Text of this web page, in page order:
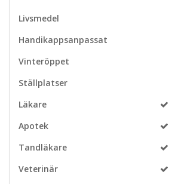
Livsmedel
Handikappsanpassat
Vinteröppet
Ställplatser
Läkare
Apotek
Tandläkare
Veterinär